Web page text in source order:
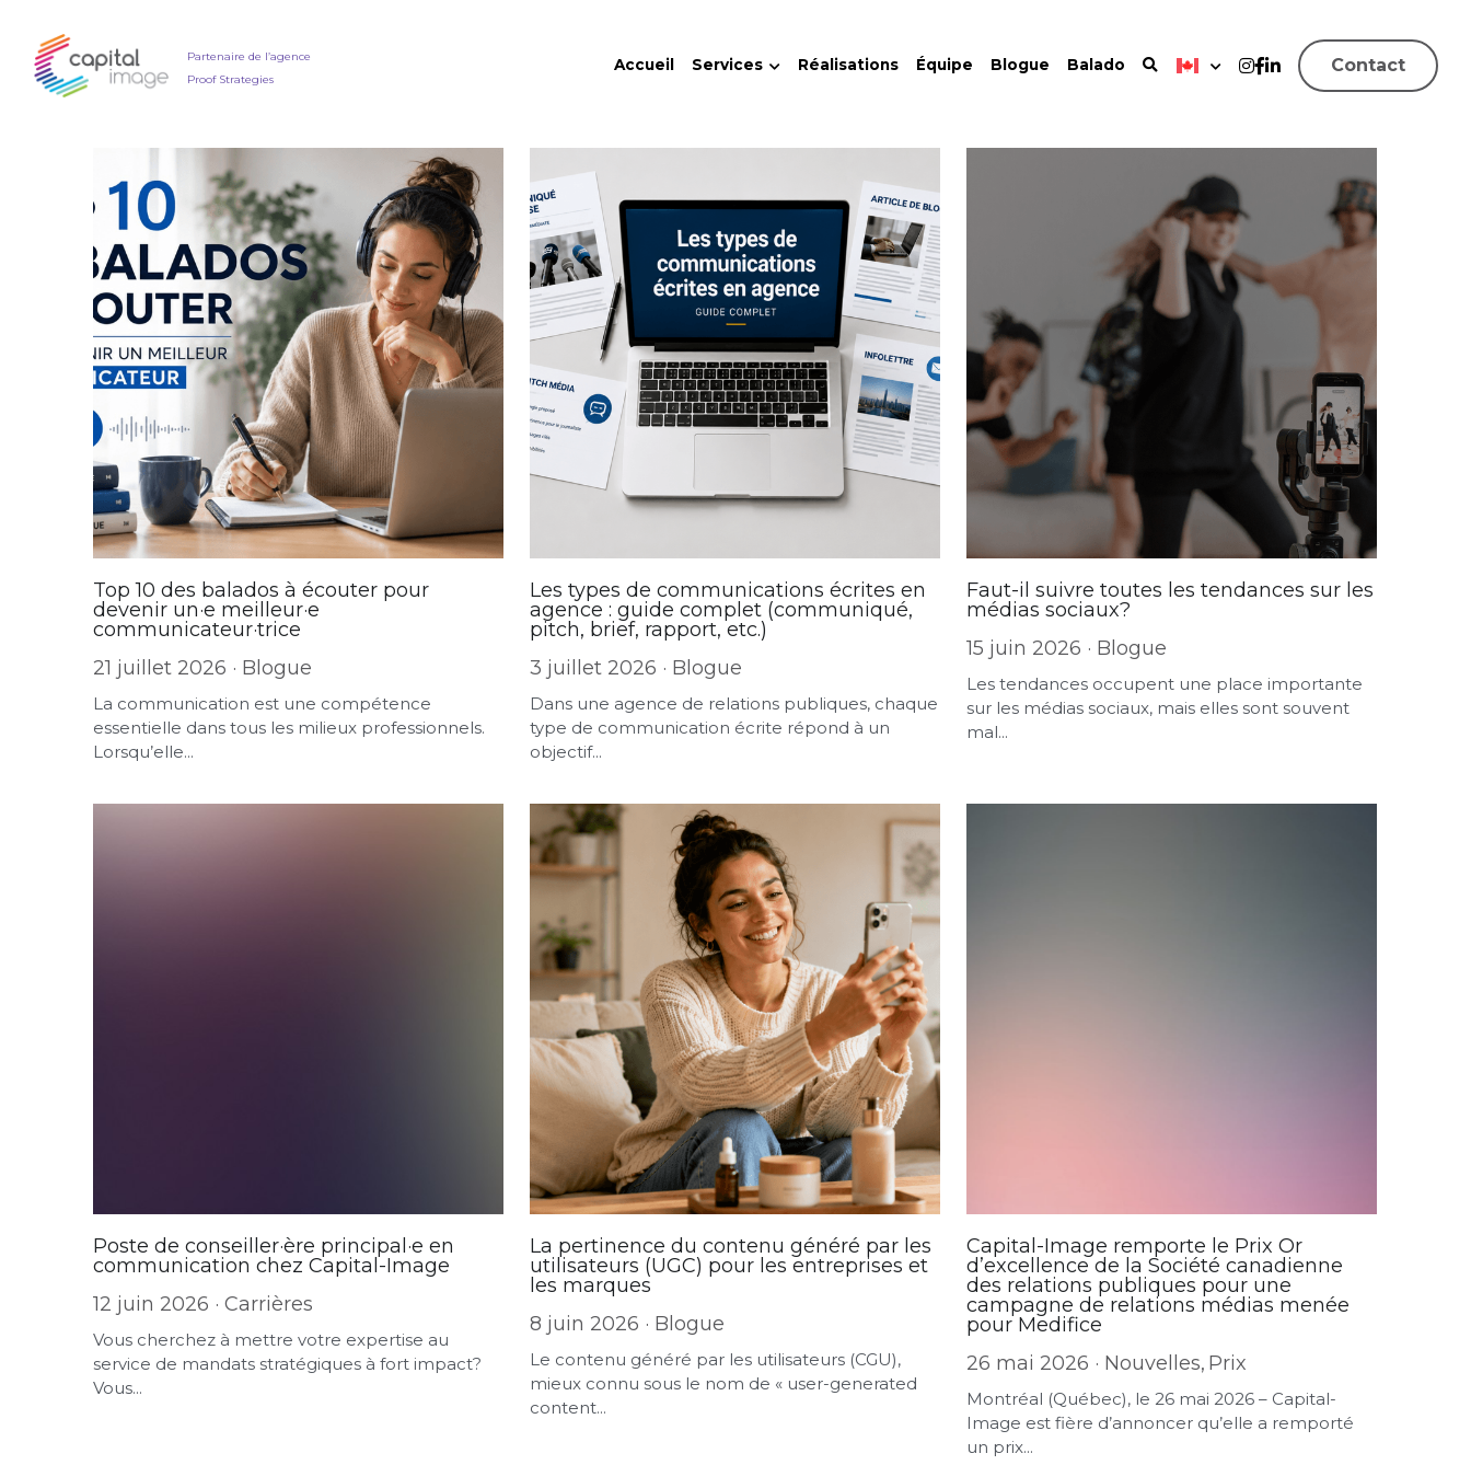
Partenaire de l’agence
Proof Strategies
Accueil Services Réalisations Équipe Blogue Balado Contact
Top 10 des balados à écouter pour
devenir un·e meilleur·e
communicateur·trice
21 juillet 2026 · Blogue
La communication est une compétence
essentielle dans tous les milieux professionnels.
Lorsqu’elle...
Les types de communications écrites en
agence : guide complet (communiqué,
pitch, brief, rapport, etc.)
3 juillet 2026 · Blogue
Dans une agence de relations publiques, chaque
type de communication écrite répond à un
objectif...
Faut-il suivre toutes les tendances sur les
médias sociaux?
15 juin 2026 · Blogue
Les tendances occupent une place importante
sur les médias sociaux, mais elles sont souvent
mal...
Poste de conseiller·ère principal·e en
communication chez Capital-Image
12 juin 2026 · Carrières
Vous cherchez à mettre votre expertise au
service de mandats stratégiques à fort impact?
Vous...
La pertinence du contenu généré par les
utilisateurs (UGC) pour les entreprises et
les marques
8 juin 2026 · Blogue
Le contenu généré par les utilisateurs (CGU),
mieux connu sous le nom de « user-generated
content...
Capital-Image remporte le Prix Or
d’excellence de la Société canadienne
des relations publiques pour une
campagne de relations médias menée
pour Medifice
26 mai 2026 · Nouvelles, Prix
Montréal (Québec), le 26 mai 2026 – Capital-
Image est fière d’annoncer qu’elle a remporté
un prix...